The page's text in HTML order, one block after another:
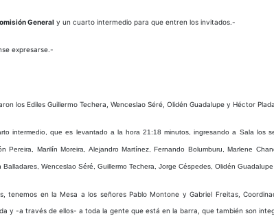
General y un cuarto intermedio para que entren los invitados.-
expresarse.-
los Ediles Guillermo Techera, Wenceslao Séré, Olidén Guadalupe y Héctor
intermedio, que es levantado a la hora 21:18 minutos, ingresando a Sala los
Pereira, Marilín Moreira, Alejandro Martínez, Fernando Bolumburu, Marlene
Wenceslao Séré, Guillermo Techera, Jorge Céspedes, Olidén
tenemos en la Mesa a los señores Pablo Montone y Gabriel Freitas,
y -a través de ellos- a toda la gente que está en la barra, que también son